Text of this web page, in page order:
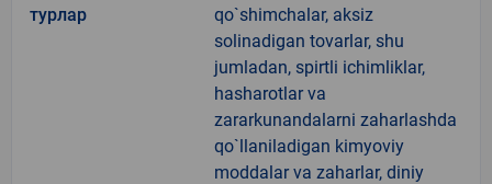
турлар
qo`shimchalar, aksiz
solinadigan tovarlar, shu
jumladan, spirtli ichimliklar,
hasharotlar va
zararkunandalarni zaharlashda
qo`llaniladigan kimyoviy
moddalar va zaharlar, diniy